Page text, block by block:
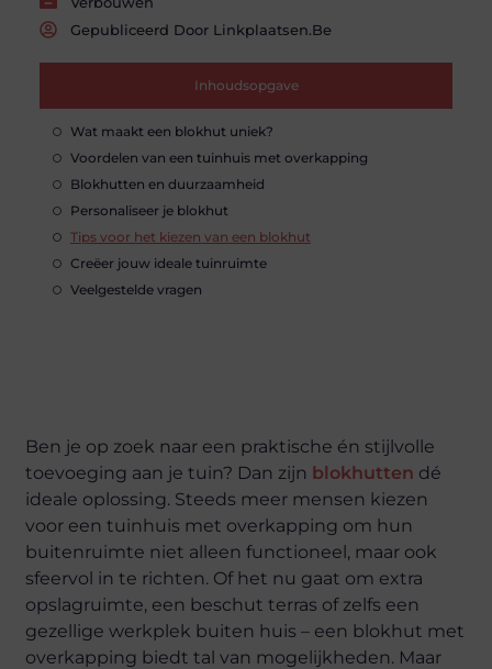
Gepubliceerd Door Linkplaatsen.be
Inhoudsopgave
Wat maakt een blokhut uniek?
Voordelen van een tuinhuis met overkapping
Blokhutten en duurzaamheid
Personaliseer je blokhut
Tips voor het kiezen van een blokhut
Creëer jouw ideale tuinruimte
Veelgestelde vragen
Ben je op zoek naar een praktische én stijlvolle
toevoeging aan je tuin? Dan zijn blokhutten dé
ideale oplossing. Steeds meer mensen kiezen
voor een tuinhuis met overkapping om hun
buitenruimte niet alleen functioneel, maar ook
sfeervol in te richten. Of het nu gaat om extra
opslagruimte, een beschut terras of zelfs een
gezellige werkplek buiten huis – een blokhut met
overkapping biedt tal van mogelijkheden. Maar